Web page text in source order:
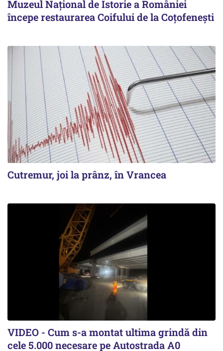
Muzeul Național de Istorie a României
începe restaurarea Coifului de la Coțofenești
Cutremur, joi la prânz, în Vrancea
VIDEO - Cum s-a montat ultima grindă din
cele 5.000 necesare pe Autostrada A0